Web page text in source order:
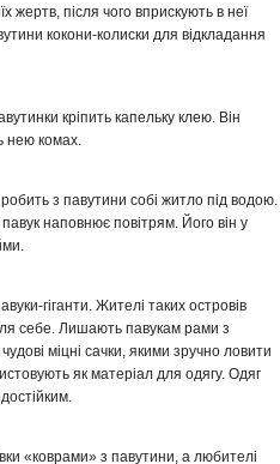
жертв, після чого вприскують в неї
кокони-колиски для відкладання
кріпить капельку клею. Він
нею комах.
з павутини собі житло під водою.
наповнює повітрям. Його він у
гіганти. Жителі таких островів
себе. Лишають павукам рами з
міцні сачки, якими зручно ловити
як матеріал для одягу. Одяг
«коврами» з павутини, а любителі